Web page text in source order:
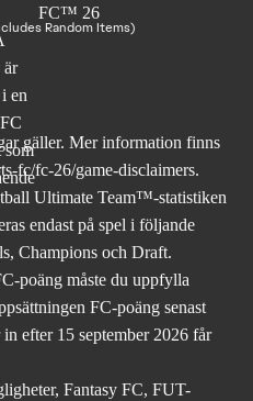
Random Items)
gäller. Merinformation finns
fc/fc-26/game-disclaimers.
Ultimate Team™-statistiken
endast på spel i följande
Champions och Draft.
poäng måste du uppfylla
FC-poäng senast
efter 15 september 2026 får
Fantasy FC, FUT-